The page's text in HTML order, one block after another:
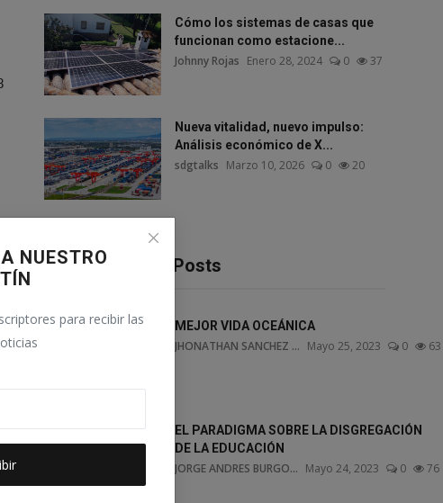
NUESTRO
para recibir las
Cómo los sistemas de casas que
funcionan como estacione...
Johnny Rojas Enero 28, 2024 0 37
Nueva vitalidad, nuevo impulso:
Análisis económico de X...
sdgtalks Marzo 10, 2026 0 20
Recommended Posts
MEJOR VIDA OCEÁNICA
JHONATHAN SANCHEZ ... Mayo 25, 2023 0 63
EL PARADIGMA SOBRE LA DISGREGACIÓN
DE LA EDUCACIÓN
JORGE ANDRES BURGO... Mayo 24, 2023 0 76